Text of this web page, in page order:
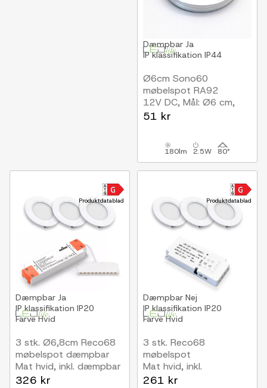
Dæmpbar Ja
IP klassifikation IP44
Ø6cm Sono60
møbelspot RA92
12V DC, Mål: Ø6 cm,
Påbygning,
51 kr
180lm 2.5W 80°
Produktdatablad
Dæmpbar Ja
IP klassifikation IP20
FarveHvid
3 stk. Ø6,8cm Reco68
møbelspot dæmpbar
Mat hvid, inkl. dæmpbar
strømforsyning
326 kr
Produktdatablad
Dæmpbar Nej
IP klassifikation IP20
FarveHvid
3 stk. Reco68
møbelspot
Mat hvid, inkl.
strømforsyning
261 kr